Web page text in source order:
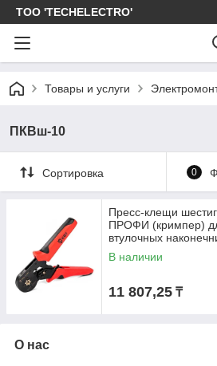
ТОО 'TECHELECTRO'
Товары и услуги
ПКВш-10
Сортировка 0
Пресс-клещи
ПРОФИ (кримпер)
втулочных
В наличии
11 807,25 ₸
О нас